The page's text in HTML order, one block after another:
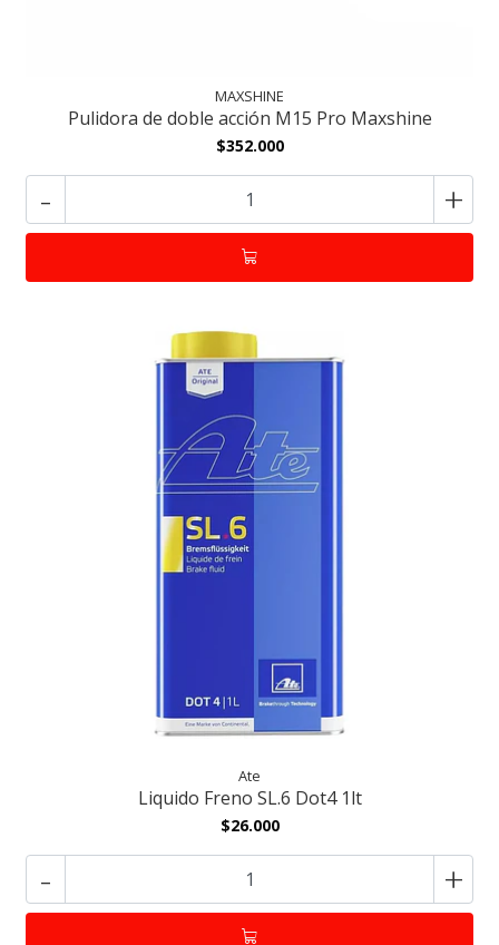
MAXSHINE
Pulidora de doble acción M15 Pro Maxshine
$352.000
- +
Ate
Liquido Freno SL.6 Dot4 1lt
$26.000
- +